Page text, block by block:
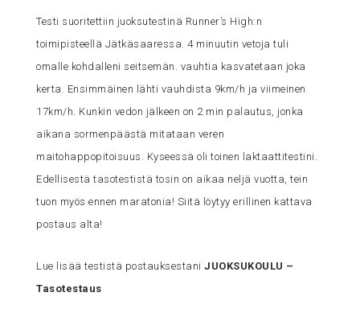
Testi suoritettiin juoksutestinä Runner’s High:n
toimipisteellä Jätkäsaaressa. 4 minuutin vetoja tuli
omalle kohdalleni seitsemän. vauhtia kasvatetaan joka
kerta. Ensimmäinen lähti vauhdista 9km/h ja viimeinen
17km/h. Kunkin vedon jälkeen on 2 min palautus, jonka
aikana sormenpäästä mitataan veren
maitohappopitoisuus. Kyseessä oli toinen laktaattitestini.
Edellisestä tasotestistä tosin on aikaa neljä vuotta, tein
tuon myös ennen maratonia! Siitä löytyy erillinen kattava
postaus alta!
Lue lisää testistä postauksestaniJUOKSUKOULU –
Tasotestaus